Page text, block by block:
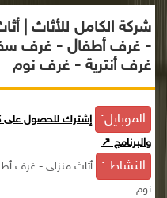
شركة الكامل للأثاث |
- غرف أطفال - غرف
غرف أنترية - غرف نوم
الموبايل: إشترك للحصول على
والبرنامج ↗
النشاط :
أثاث منزلى - غرف
نوم